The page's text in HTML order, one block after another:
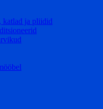
katlad ja pliidid